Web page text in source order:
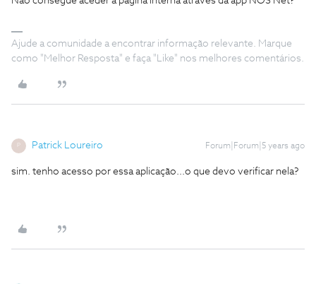
Ajude a comunidade a encontrar informação relevante. Marque
como "Melhor Resposta" e faça "Like" nos melhores comentários.
Patrick Loureiro Forum|Forum|5 years ago
sim. tenho acesso por essa aplicação...o que devo verificar nela?